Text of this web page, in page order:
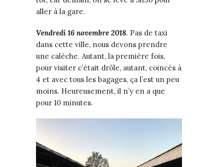
aller à la gare.
Vendredi 16 novembre 2018. Pas de taxi
dans cette ville, nous devons prendre
une calèche. Autant, la première fois,
pour visiter c’était drôle, autant, coincés à
4 et avec tous les bagages, ça l’est un peu
moins. Heureusement, il n’y en a que
pour 10 minutes.